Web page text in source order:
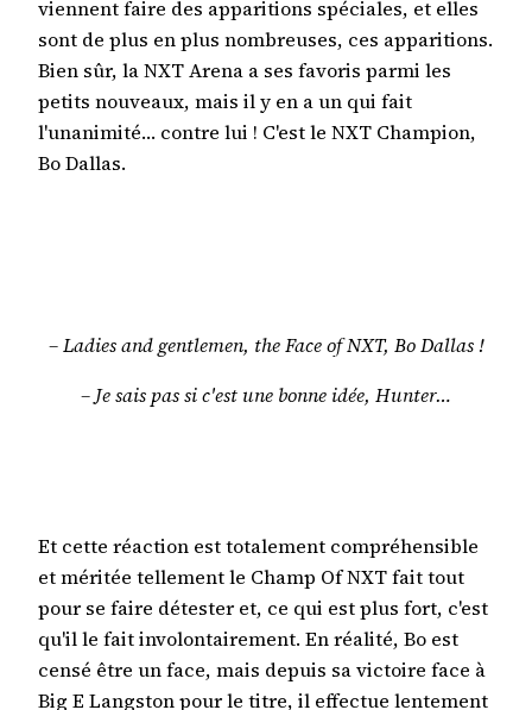
viennent faire des apparitions spéciales, et elles
sont de plus en plus nombreuses, ces apparitions.
Bien sûr, la NXT Arena a ses favoris parmi les
petits nouveaux, mais il y en a un qui fait
l'unanimité… contre lui ! C'est le NXT Champion,
Bo Dallas.
– Ladies and gentlemen, the Face of NXT, Bo Dallas !
– Je sais pas si c'est une bonne idée, Hunter…
Et cette réaction est totalement compréhensible
et méritée tellement le Champ Of NXT fait tout
pour se faire détester et, ce qui est plus fort, c'est
qu'il le fait involontairement. En réalité, Bo est
censé être un face, mais depuis sa victoire face à
Big E Langston pour le titre, il effectue lentement